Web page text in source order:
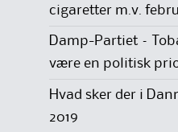
cigaretter m.v.
Damp-Partiet –
være en politisk
Hvad sker der i
2019